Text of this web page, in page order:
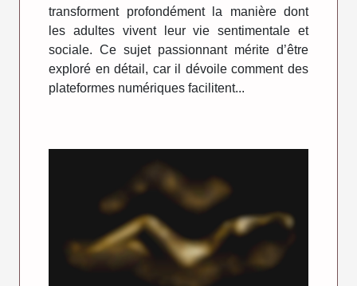
transforment profondément la manière dont
les adultes vivent leur vie sentimentale et
sociale. Ce sujet passionnant mérite d’être
exploré en détail, car il dévoile comment des
plateformes numériques facilitent...